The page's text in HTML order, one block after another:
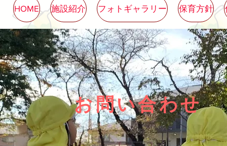
HOME 施設紹介 フォトギャラリー 保育方針
お問い合わせ